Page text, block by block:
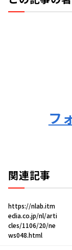
フ
関連記事
https://nlab.itm
edia.co.jp/nl/arti
cles/1106/20/ne
ws048.html